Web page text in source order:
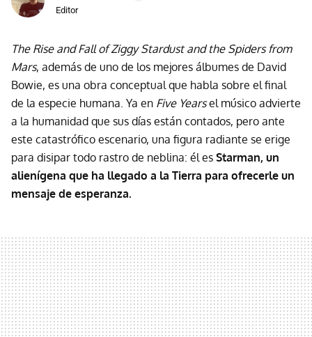
Editor
The Rise and Fall of Ziggy Stardust and the Spiders from
Mars, además de uno de los mejores álbumes de David
Bowie, es una obra conceptual que habla sobre el final
de la especie humana. Ya en Five Yearsel músico advierte
a la humanidad que sus días están contados, pero ante
este catastrófico escenario, una figura radiante se erige
para disipar todo rastro de neblina: él es Starman, un
alienígena que ha llegado a la Tierra para ofrecerle un
mensaje de esperanza.